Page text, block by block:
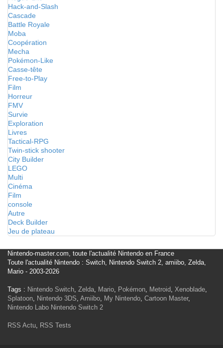
Hack-and-Slash
Cascade
Battle Royale
Moba
Coopération
Mecha
Pokémon-Like
Casse-tête
Free-to-Play
Film
Horreur
FMV
Survie
Exploration
Livres
Tactical-RPG
Twin-stick shooter
City Builder
LEGO
Multi
Cinéma
Film
console
Autre
Deck Builder
Jeu de plateau
Nintendo-master.com, toute l'actualité Nintendo en France
Toute l'actualité Nintendo : Switch, Nintendo Switch 2, amiibo, Zelda,
Mario - 2003-2026
Tags : Nintendo Switch, Zelda, Mario, Pokémon, Metroid, Xenoblade,
Splatoon, Nintendo 3DS, Amiibo, My Nintendo, Cartoon Master,
Nintendo Labo Nintendo Switch 2
RSS Actu, RSS Tests